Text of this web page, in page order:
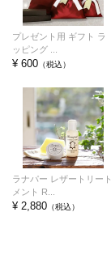
プレゼント用 ギフト ラ
ッピング ...
¥ 600 （税込）
ラナパー レザートリート
メント R...
¥ 2,880 （税込）